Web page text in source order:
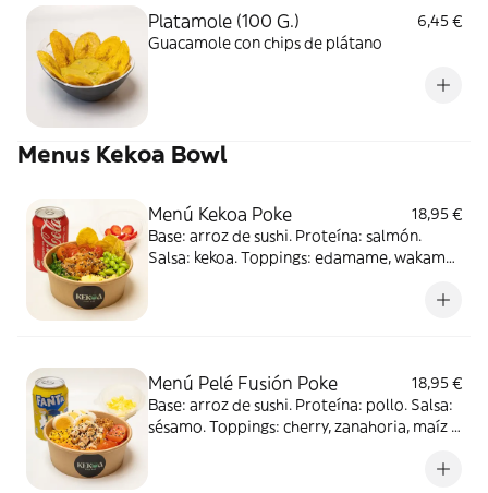
Platamole (100 G.)
6,45 €
Guacamole con chips de plátano
Menus Kekoa Bowl
Menú Kekoa Poke
18,95 €
Base: arroz de sushi. Proteína: salmón.
Salsa: kekoa. Toppings: edamame, wakame,
chips de plátano. Acompañado de postre:
Menú Pelé Fusión Poke
18,95 €
Base: arroz de sushi. Proteína: pollo. Salsa:
sésamo. Toppings: cherry, zanahoria, maíz y